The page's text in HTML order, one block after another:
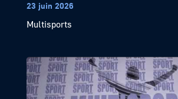
23 juin 2026
Multisports